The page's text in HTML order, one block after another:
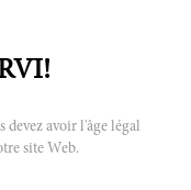
et
devez avoir l'âge légal
site Web.